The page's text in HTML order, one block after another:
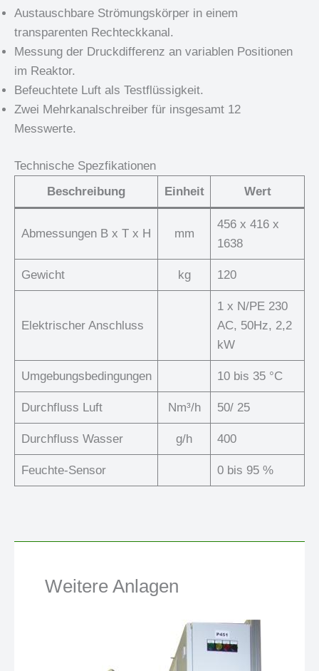
Austauschbare Strömungskörper in einem
transparenten Rechteckkanal.
Messung der Druckdifferenz an variablen Positionen
im Reaktor.
Befeuchtete Luft als Testflüssigkeit.
Zwei Mehrkanalschreiber für insgesamt 12
Messwerte.
Technische Spezfikationen
Beschreibung
Einheit Wert
Abmessungen B x T x H mm
456 x 416 x
1638
Gewicht kg 120
Elektrischer Anschluss
1 x N/PE 230
AC, 50Hz, 2,2
kW
Umgebungsbedingungen 10 bis 35 °C
Durchfluss Luft Nm³/h 50/ 25
Durchfluss Wasser g/h 400
Feuchte-Sensor 0 bis 95 %
Weitere Anlagen